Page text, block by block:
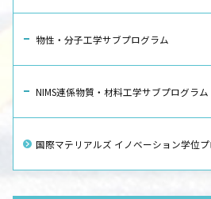
物性・分子工学サブプログラム
NIMS連係物質・材料工学サブプログラム
国際マテリアルズ イノベーション学位